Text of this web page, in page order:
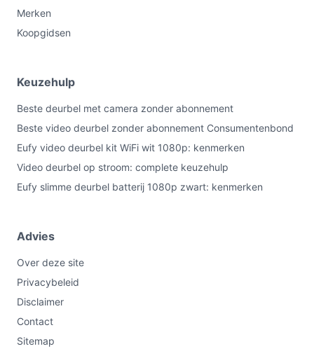
Merken
Koopgidsen
Keuzehulp
Beste deurbel met camera zonder abonnement
Beste video deurbel zonder abonnement Consumentenbond
Eufy video deurbel kit WiFi wit 1080p: kenmerken
Video deurbel op stroom: complete keuzehulp
Eufy slimme deurbel batterij 1080p zwart: kenmerken
Advies
Over deze site
Privacybeleid
Disclaimer
Contact
Sitemap